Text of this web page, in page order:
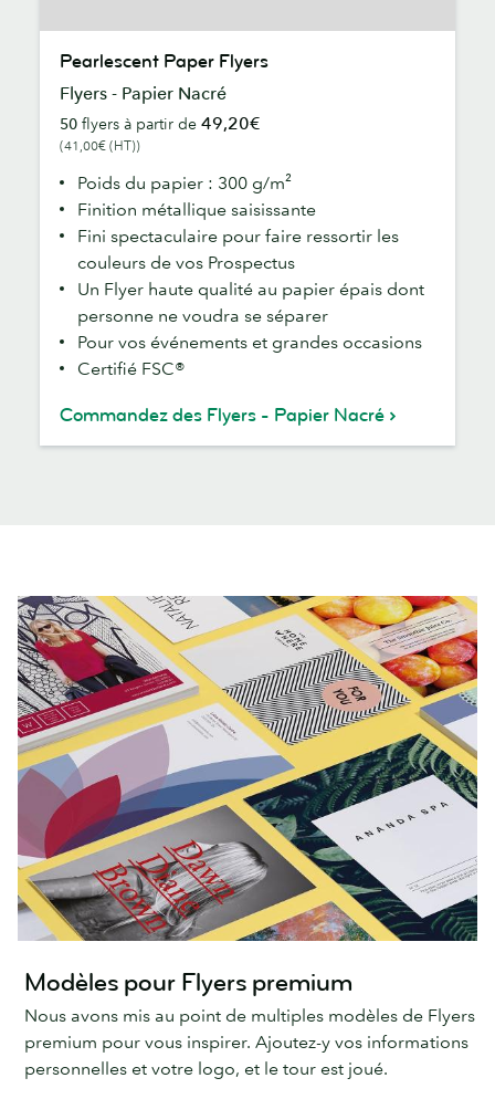
Paper
Flyers
Pearlescent Paper Flyers
Flyers - Papier Nacré
50 flyers à partir de 49,20€
(41,00€ (HT))
Poids du papier : 300 g/m²
Finition métallique saisissante
Fini spectaculaire pour faire ressortir les
couleurs de vos Prospectus
Un Flyer haute qualité au papier épais dont
personne ne voudra se séparer
Pour vos événements et grandes occasions
Certifié FSC®
Commandez des Flyers - Papier Nacré
Modèles pour Flyers premium
Nous avons mis au point de multiples modèles de Flyers
premium pour vous inspirer. Ajoutez-y vos informations
personnelles et votre logo, et le tour est joué.